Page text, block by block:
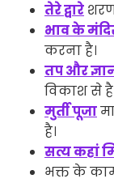
तेरे द्वारे
भाव के
करना है।
तप और
विकाश से
मुर्ती पूजा
है।
सत्य कहां
भक्त के